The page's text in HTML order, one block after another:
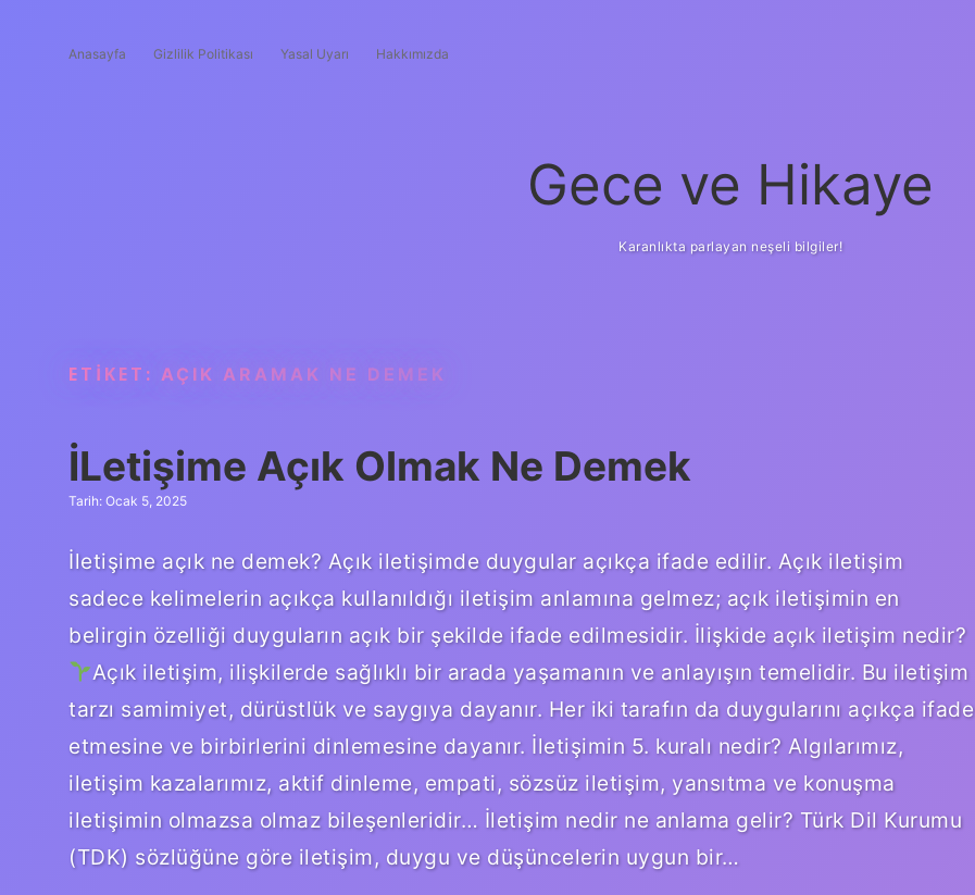
Anasayfa Gizlilik Politikası Yasal Uyarı Hakkımızda
Gece ve Hikaye
Karanlıkta parlayan neşeli bilgiler!
ETIKET: AÇIK ARAMAK NE DEMEK
İLetişime Açık Olmak Ne Demek
Tarih: Ocak 5, 2025
İletişime açık ne demek? Açık iletişimde duygular açıkça ifade edilir. Açık iletişim
sadece kelimelerin açıkça kullanıldığı iletişim anlamına gelmez; açık iletişimin en
belirgin özelliği duyguların açık bir şekilde ifade edilmesidir. İlişkide açık iletişim nedir?
Açık iletişim, ilişkilerde sağlıklı bir arada yaşamanın ve anlayışın temelidir. Bu iletişim
tarzı samimiyet, dürüstlük ve saygıya dayanır. Her iki tarafın da duygularını açıkça ifade
etmesine ve birbirlerini dinlemesine dayanır. İletişimin 5. kuralı nedir? Algılarımız,
iletişim kazalarımız, aktif dinleme, empati, sözsüz iletişim, yansıtma ve konuşma
iletişimin olmazsa olmaz bileşenleridir… İletişim nedir ne anlama gelir? Türk Dil Kurumu
(TDK) sözlüğüne göre iletişim, duygu ve düşüncelerin uygun bir…